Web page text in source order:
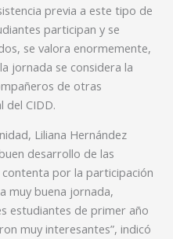
previa a este tipo de
participan y se
se valora enormemente,
jornada se considera la
de otras
del CIDD.
Liliana Hernández
desarrollo de las
por la participación
muy buena jornada,
estudiantes de primer año
muy interesantes”, indicó